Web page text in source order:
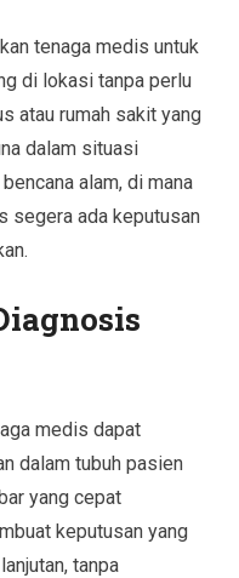
tenaga medis untuk
di lokasi tanpa perlu
atau rumah sakit yang
dalam situasi
alam, di mana
segera ada keputusan
medis dapat
dalam tubuh pasien
yang cepat
keputusan yang
tanpa